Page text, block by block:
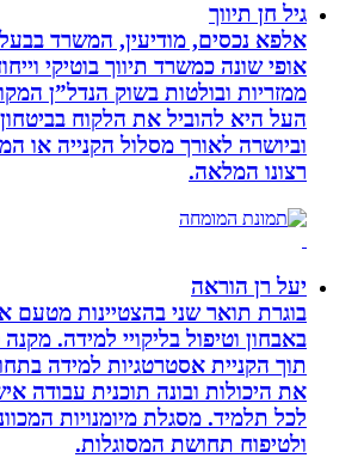
גיל חן תיווך
אלפא נכסים, מודיעין, המשרד בבעלות
אופי שונה כמשרד תיווך בוטיקי וייחודי
ממזריות ובולטות בשוק הנדל”ן המקומי
העל היא להוביל את הלקוח בביטחון,
וביושרה לאורך מסלול הקנייה או
רצונו המלאה.
יעל רן הוראה
בוגרת תואר שני בהצטיינות מטעם
באבחון וטיפול בליקויי למידה. מקנה
תוך הקניית אסטרטגיות למידה בתחום
את היכולות ובונה תוכנית עבודה
לכל תלמיד. מסגלת מיומנויות המכוונות
ולטיפוח תחושת המסוגלות.